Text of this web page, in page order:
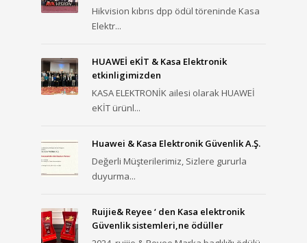
Hikvision kıbrıs dpp ödül töreninde Kasa
Elektr...
HUAWEİ eKİT & Kasa Elektronik
etkinligimizden
KASA ELEKTRONİK ailesi olarak HUAWEİ
eKİT ürünl...
Huawei & Kasa Elektronik Güvenlik A.Ş.
Değerli Müşterilerimiz, Sizlere gururla
duyurma...
Ruijie& Reyee ‘ den Kasa elektronik
Güvenlik sistemleri,ne ödüller